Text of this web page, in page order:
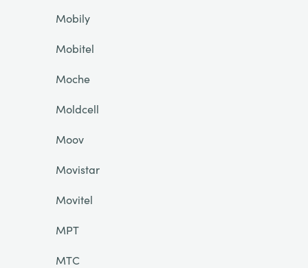
Mobily
Mobitel
Moche
Moldcell
Moov
Movistar
Movitel
MPT
MTC